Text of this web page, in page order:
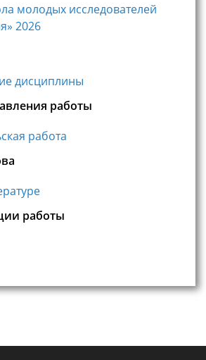
молодых исследователей
2026
дисциплины
работы
работа
работы